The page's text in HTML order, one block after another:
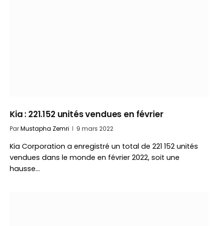
Kia : 221.152 unités vendues en février
ParMustapha Zemri 9 mars 2022
Kia Corporation a enregistré un total de 221 152 unités
vendues dans le monde en février 2022, soit une
hausse…